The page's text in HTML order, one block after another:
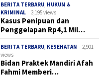
BERITA TERBARU HUKUM &
KRIMINAL
3,195 views
Kasus Penipuan dan
Penggelapan Rp4,1 Mil…
BERITA TERBARU KESEHATAN
2,901
views
Bidan Praktek Mandiri Afah
Fahmi Memberi…